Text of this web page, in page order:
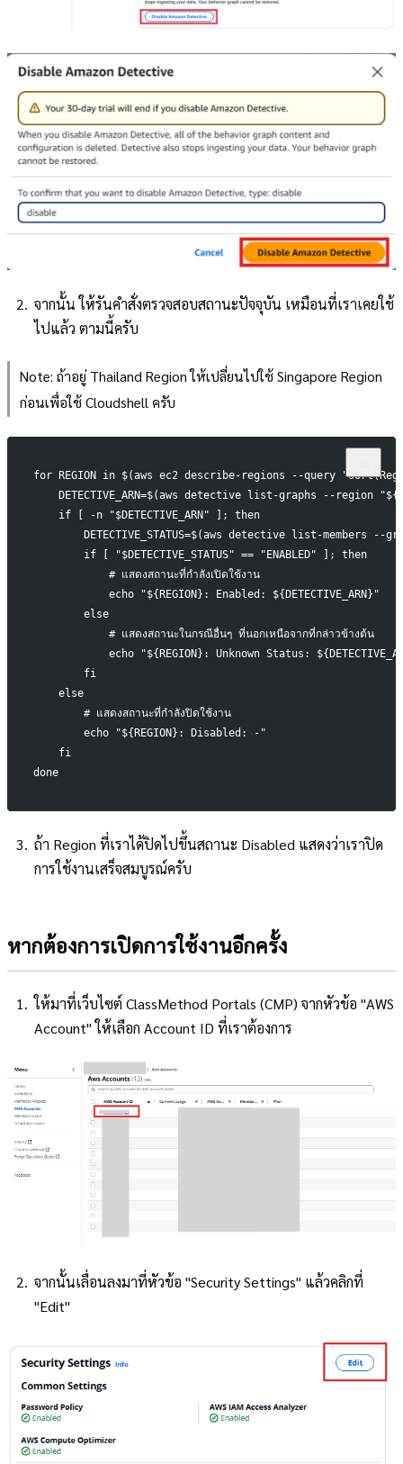
จากนั้น ให้รันคำสั่งตรวจสอบสถานะปัจจุบัน เหมือนที่เราเคยใช้
ไปแล้ว ตามนี้ครับ
Note: ถ้าอยู่ Thailand Region ให้เปลี่ยนไปใช้ Singapore Region
ก่อนเพื่อใช้ Cloudshell ครับ
for REGION in $(aws ec2 describe-regions --query
DETECTIVE_ARN=$(aws detective list-graphs --region
    if [ -n "$DETECTIVE_ARN" ]; then
DETECTIVE_STATUS=$(aws detective list-members --
        if [ "$DETECTIVE_STATUS" == "ENABLED" ]; then
            # แสดงสถานะที่กำลังเปิดใช้งาน
            echo "${REGION}: Enabled: ${DETECTIVE_ARN}"
        else
            # แสดงสถานะในกรณีอื่นๆ ที่นอกเหนือจากที่กล่าวข้างต้น
echo "${REGION}: Unknown Status:
        fi
    else
        # แสดงสถานะที่กำลังปิดใช้งาน
        echo "${REGION}: Disabled: -"
    fi
done
ถ้า Region ที่เราได้ปิดไปขึ้นสถานะ Disabled แสดงว่าเราปิด
การใช้งานเสร็จสมบูรณ์ครับ
หากต้องการเปิดการใช้งานอีกครั้ง
ให้มาที่เว็บไซต์ ClassMethod Portals (CMP) จากหัวข้อ "AWS
Account" ให้เลือก Account ID ที่เราต้องการ
จากนั้นเลื่อนลงมาที่หัวข้อ "Security Settings" แล้วคลิกที่
"Edit"